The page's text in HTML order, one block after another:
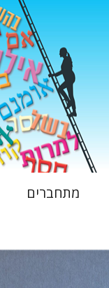
הנחת אתר ספר אלקטרוני
$16
מתחברים